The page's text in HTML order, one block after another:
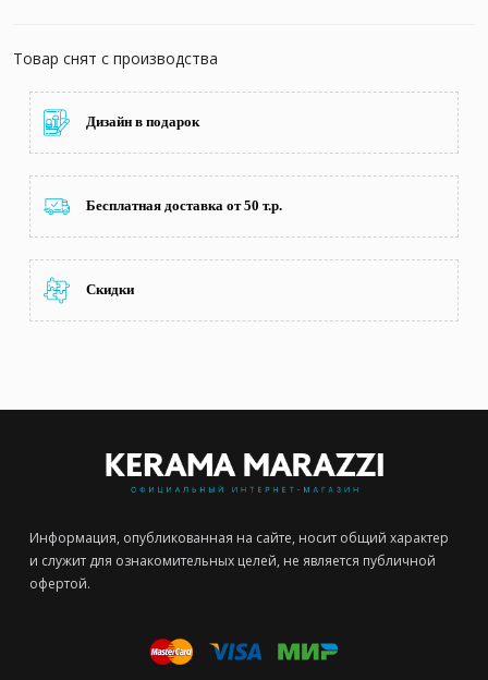
Товар снят с производства
Дизайн в подарок
Бесплатная доставка от 50 т.р.
Скидки
Информация, опубликованная на сайте, носит общий характер
и служит для ознакомительных целей, не является публичной
офертой.